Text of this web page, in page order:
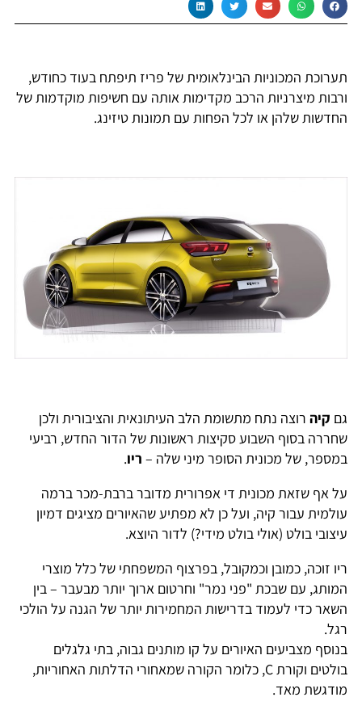
תערוכת המכוניות הבינלאומית של פריז תיפתח בעוד כחודש,
ורבות מיצרניות הרכב מקדימות אותה עם חשיפות מוקדמות של
החדשות שלהן או לכל הפחות עם תמונות טיזינג.
גם קיה רוצה נתח מתשומת הלב העיתונאית והציבורית ולכן
שחררה בסוף השבוע סקיצות ראשונות של הדור החדש, רביעי
במספר, של מכונית הסופר מיני שלה – ריו.
על אף שזאת מכונית די אפרורית מדובר ברבת-מכר ברמה
עולמית עבור קיה, ועל כן לא מפתיע שהאיורים מציגים דמיון
עיצובי בולט (אולי בולט מידי?) לדור היוצא.
ריו זוכה, כמובן וכמקובל, בפרצוף המשפחתי של כלל מוצרי
המותג, עם שבכת "פני נמר" וחרטום ארוך יותר מבעבר – בין
השאר כדי לעמוד בדרישות המחמירות יותר של הגנה על הולכי
רגל.
בנוסף מצביעים האיורים על קו מותנים גבוה, בתי גלגלים
בולטים וקורת C, כלומר הקורה שמאחורי הדלתות האחוריות,
מודגשת מאד.